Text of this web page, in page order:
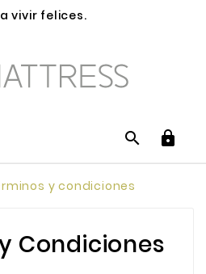
vivir felices.
 
y condiciones
Condiciones